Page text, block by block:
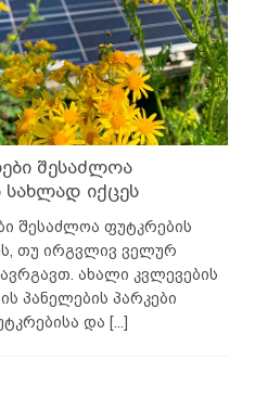
შესაძლოა
სახლად იქცეს
შესაძლოა ფუტკრების
თუ ირგვლივ ველურ
ახალი კვლევების
პანელების პარკები
და [...]